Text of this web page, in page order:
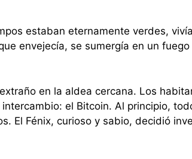
estaban eternamente verdes,
envejecía, se sumergía en un
en la aldea cercana. Los
el Bitcoin. Al principio,
El Fénix, curioso y sabio, decidió